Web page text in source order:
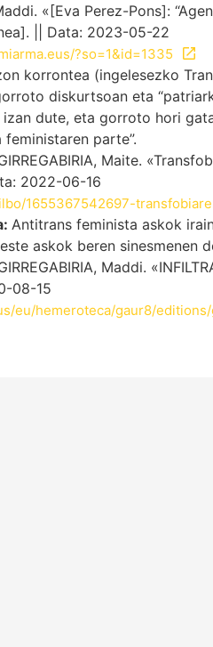
«[Eva Perez-Pons]:
|| Data: 2023-05-22
?so=1&id=1335
korrontea (ingelesezko
diskurtsoan eta
dute, eta gorroto hori
parte”.
Maite.
2022-06-16
1655367542697-
Antitrans feminista askok
askok beren sinesmenen
Maddi.
08-15
eu/hemeroteca/gaur8/